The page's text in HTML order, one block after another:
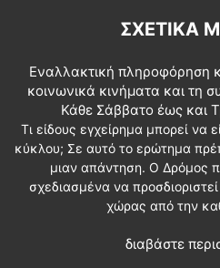
ΣΧΕΤΙΚΆ
Εναλλακτική πληροφόρηση
κοινωνικά κινήματα και τη
Κάθε Σάββατο έως και
Τι είδους εγχείρημα μπορεί να
κύκλου; Σε αυτό το ερώτημα
μιαν απάντηση. Ο Δρόμος
σχεδιασμένα να
χώρας από την
διαβάστε